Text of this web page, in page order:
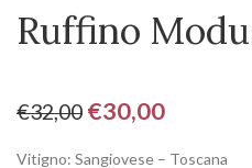
Ruffino
€32,00 €30,00
Vitigno: Sangiovese – Toscana